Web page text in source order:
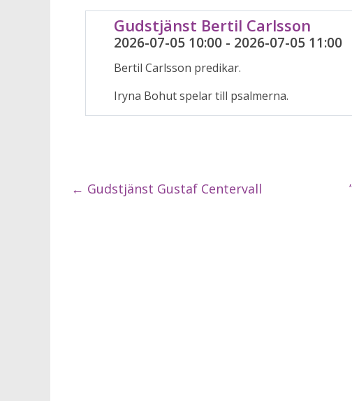
Gudstjänst Bertil Carlsson
2026-07-05 10:00 - 2026-07-05 11:00
Bertil Carlsson predikar.
Iryna Bohut spelar till psalmerna.
← Gudstjänst Gustaf Centervall